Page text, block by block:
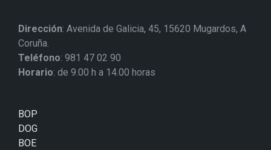
Dirección: Avenida de Galicia, 45, 15620 Mugardos, A
Coruña.
Teléfono: 981 47 02 90
Horario: de 9.00 h a 14.00 horas
BOP
DOG
BOE